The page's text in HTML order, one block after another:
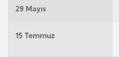
29 Mayıs
15 Temmuz
e
i